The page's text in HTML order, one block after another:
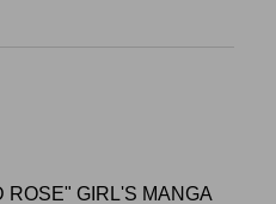
ROSE" GIRL'S MANGA